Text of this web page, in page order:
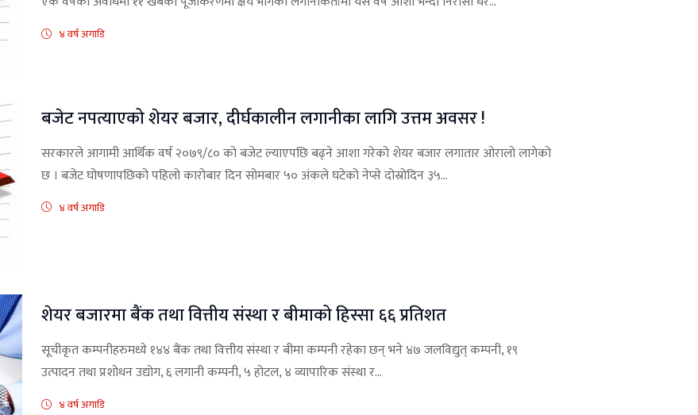
४ वर्ष अगाडि
बजेट नपत्याएको शेयर बजार, दीर्घकालीन लगानीका लागि उत्तम अवसर !
सरकारले आगामी आर्थिक वर्ष २०७९/८० को बजेट ल्याएपछि बढ्ने आशा गरेको शेयर बजार लगातार ओरालो लागेको
छ । बजेट घोषणापछिको पहिलो कारोबार दिन सोमबार ५० अंकले घटेको नेप्से दोस्रोदिन ३५...
४ वर्ष अगाडि
शेयर बजारमा बैंक तथा वित्तीय संस्था र बीमाको हिस्सा ६६ प्रतिशत
सूचीकृत कम्पनीहरुमध्ये १४४ बैंक तथा वित्तीय संस्था र बीमा कम्पनी रहेका छन् भने ४७ जलविद्युत् कम्पनी, १९
उत्पादन तथा प्रशोधन उद्योग, ६ लगानी कम्पनी, ५ होटल, ४ व्यापारिक संस्था र...
४ वर्ष अगाडि